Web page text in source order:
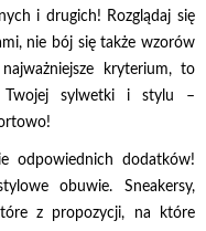
i drugich! Rozglądaj się
nie bój się także wzorów
kryterium, to
Twojej sylwetki i stylu –
odpowiednich dodatków!
obuwie. Sneakersy,
z propozycji, na które